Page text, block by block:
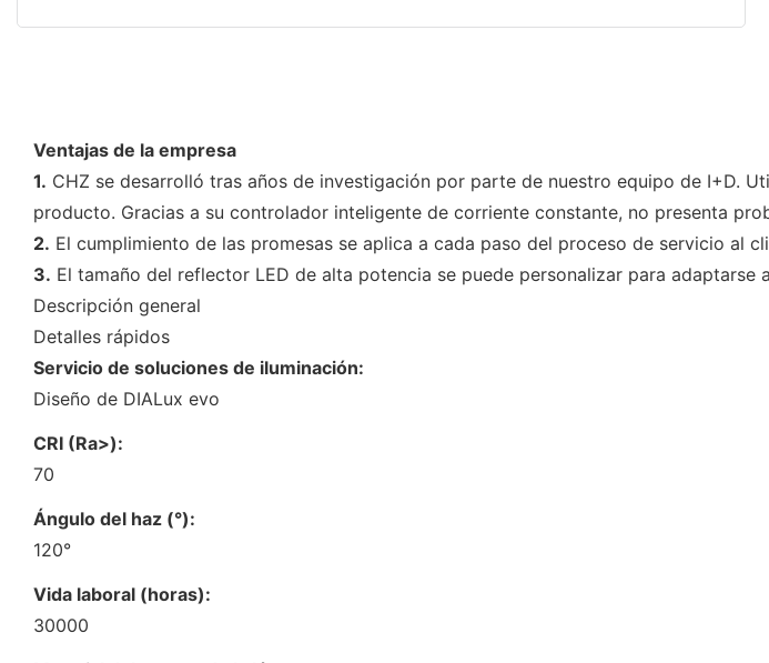
Ventajas de la empresa
1. CHZ se desarrolló tras años de investigación por parte de nuestro equipo de I+D.
producto. Gracias a su controlador inteligente de corriente constante, no presenta
2. El cumplimiento de las promesas se aplica a cada paso del proceso de servicio al
3. El tamaño del reflector LED de alta potencia se puede personalizar para
Descripción general
Detalles rápidos
Servicio de soluciones de iluminación:
Diseño de DIALux evo
CRI (Ra>):
70
Ángulo del haz (°):
120°
Vida laboral (horas):
30000